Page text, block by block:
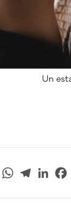
Un
BlueskyWhatsApp
Telegram